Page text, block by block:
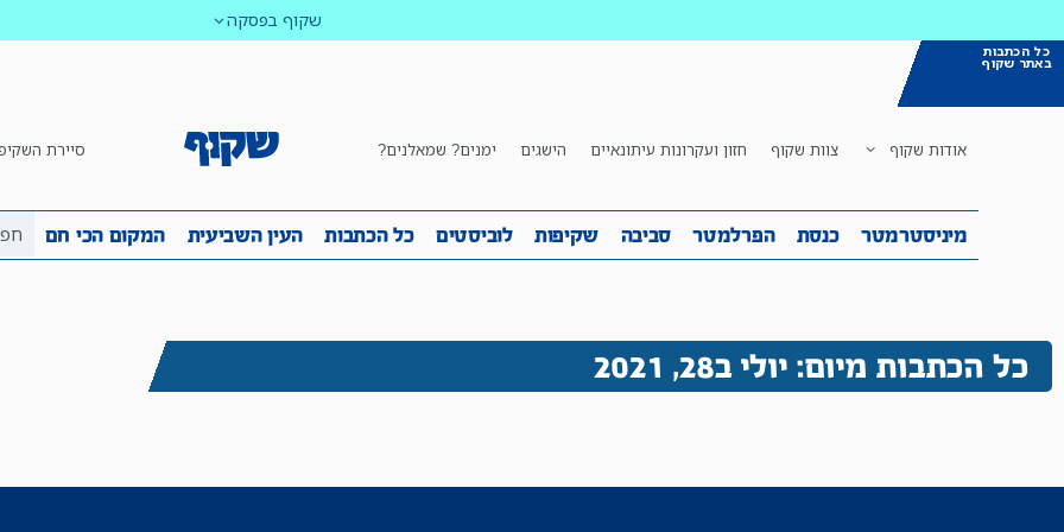
שקוף בפסקה
כל הכתבות
באתר שקוף
אודות שקוף צוות שקוף חזון ועקרונות עיתונאיים הישגים ימנים? שמאלנים? סיירת
מיניסטרמטר כנסת הפרלמטר סביבה שקיפות לוביסטים כל הכתבות העין השביעית המקום הכי חם
מיניסטרמטר כנסת הפרלמטר סביבה שקיפות לוביסטים כל הכתבות העין
כל הכתבות מיום: יולי ב28, 2021